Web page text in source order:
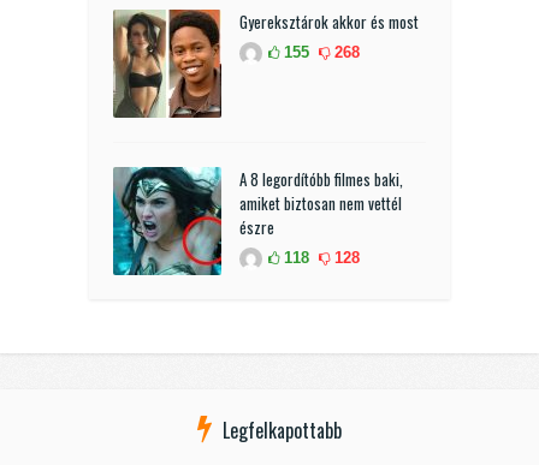
Gyereksztárok akkor és most
155 268
A 8 legordítóbb filmes baki,
amiket biztosan nem vettél
észre
118 128
Legfelkapottabb